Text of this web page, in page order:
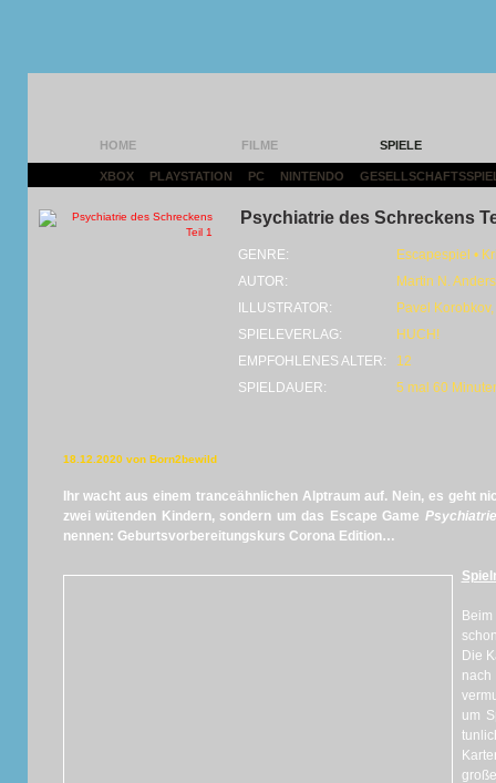
HOME FILME SPIELE
XBOX PLAYSTATION PC NINTENDO
Psychiatrie des Schreckens
GENRE:
Escapespiel •
AUTOR:
Martin N.
ILLUSTRATOR:
Pavel
SPIELEVERLAG:
HUCH!
EMPFOHLENES ALTER:
12
SPIELDAUER:
5 mal 60
18.12.2020 von Born2bewild
Ihr wacht aus einem tranceähnlichen Alptraum auf. Nein, es geht
zwei wütenden Kindern, sondern um das Escape Game
nennen: Geburtsvorbereitungskurs Corona Edition…
Die
um